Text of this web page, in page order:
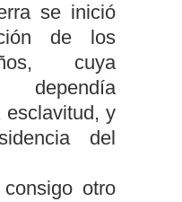
se inició
de los
cuya
esclavitud, y
del
otro